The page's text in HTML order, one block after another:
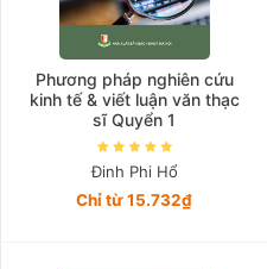
Phương pháp nghiên cứu
kinh tế & viết luận văn thạc
sĩ Quyển 1
Đinh Phi Hổ
Chỉ từ 15.732₫